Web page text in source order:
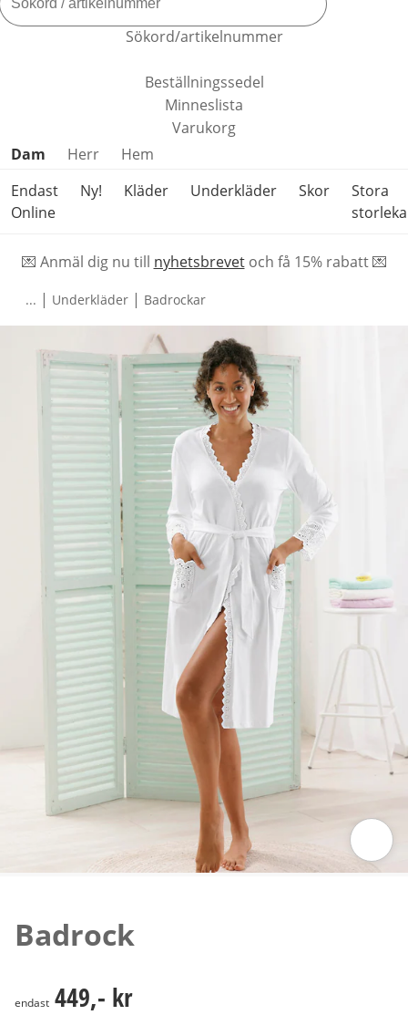
Sökord/artikelnummer
Beställningssedel
Minneslista
Varukorg
Hoppa över produktkategorier
Dam Herr
Hem
Endast
Online
Ny! Kläder Underkläder Skor
Stora
💌 Anmäl dig nu till nyhetsbrevetoch få 15% rabatt 💌
... | Underkläder | Badrockar
Badrock
449,- kr
endast 449,- kr